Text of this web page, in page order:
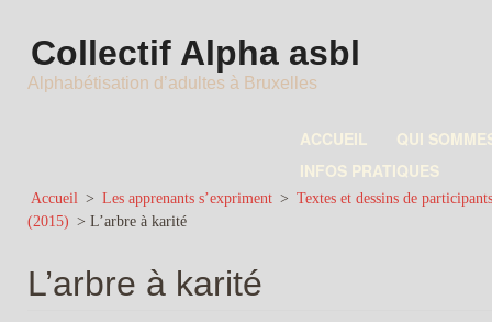
Collectif Alpha asbl
Alphabétisation d’adultes à Bruxelles
ACCUEIL
QUI
INFOS PRATIQUES
Accueil > Les apprenants s’expriment > Textes et dessins de participants
(2015) > L’arbre à karité
L’arbre à karité